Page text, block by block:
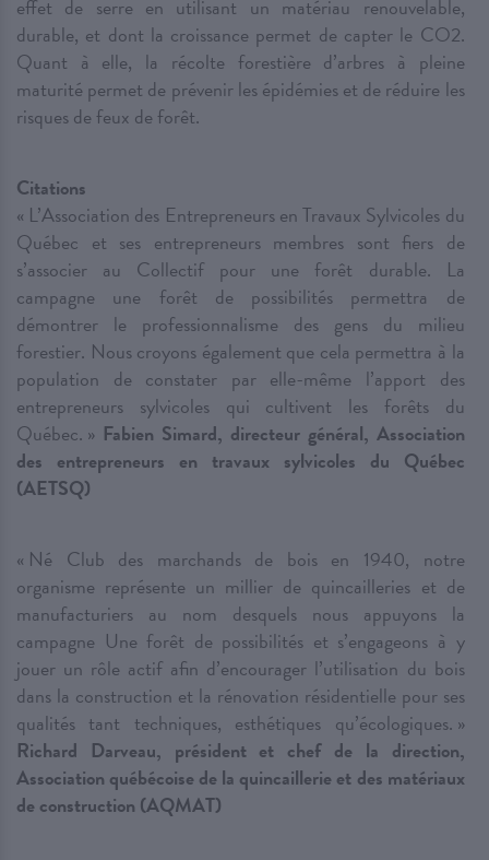
effet de serre en utilisant un matériau renouvelable,
durable, et dont la croissance permet de capter le CO2.
Quant à elle, la récolte forestière d’arbres à pleine
maturité permet de prévenir les épidémies et de réduire les
risques de feux de forêt.
Citations
« L’Association des Entrepreneurs en Travaux Sylvicoles du
Québec et ses entrepreneurs membres sont fiers de
s’associer au Collectif pour une forêt durable. La
campagne une forêt de possibilités permettra de
démontrer le professionnalisme des gens du milieu
forestier. Nous croyons également que cela permettra à la
population de constater par elle-même l’apport des
entrepreneurs sylvicoles qui cultivent les forêts du
Québec. » Fabien Simard, directeur général, Association
des entrepreneurs en travaux sylvicoles du Québec
(AETSQ)
« Né Club des marchands de bois en 1940, notre
organisme représente un millier de quincailleries et de
manufacturiers au nom desquels nous appuyons la
campagne Une forêt de possibilités et s’engageons à y
jouer un rôle actif afin d’encourager l’utilisation du bois
dans la construction et la rénovation résidentielle pour ses
qualités tant techniques, esthétiques qu’écologiques. »
Richard Darveau, président et chef de la direction,
Association québécoise de la quincaillerie et des matériaux
de construction (AQMAT)